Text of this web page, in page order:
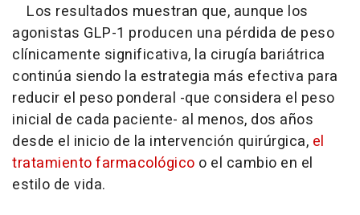
Los resultados muestran que, aunque los
agonistas GLP-1 producen una pérdida de peso
clínicamente significativa, la cirugía bariátrica
continúa siendo la estrategia más efectiva para
reducir el peso ponderal -que considera el peso
inicial de cada paciente- al menos, dos años
desde el inicio de la intervención quirúrgica, el
tratamiento farmacológico o el cambio en el
estilo de vida.